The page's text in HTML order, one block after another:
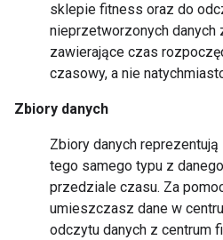
sklepie fitness oraz do
nieprzetworzonych danych
zawierające czas
czasowy, a nie
Zbiory danych
Zbiory danych
tego samego typu z
przedziale czasu. Za
umieszczasz dane w
odczytu danych z centrum